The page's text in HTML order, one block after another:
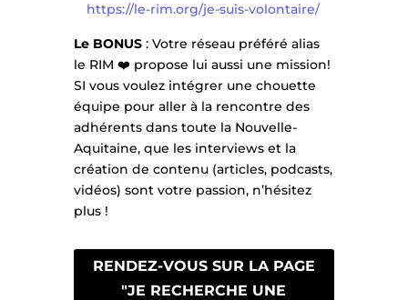
https://le-rim.org/je-suis-volontaire/
Le BONUS: Votre réseau préféré alias
le RIM ❤️ propose lui aussi une mission!
SI vous voulez intégrer une chouette
équipe pour aller à la rencontre des
adhérents dans toute la Nouvelle-
Aquitaine, que les interviews et la
création de contenu (articles, podcasts,
vidéos) sont votre passion, n’hésitez
plus !
RENDEZ-VOUS SUR LA PAGE
"JE RECHERCHE UNE